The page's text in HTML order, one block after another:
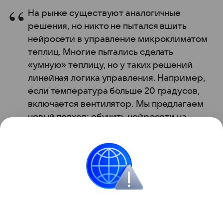
На рынке существуют аналогичные
решения, но никто не пытался вшить
нейросети в управление микроклиматом
теплиц. Многие пытались сделать
«умную» теплицу, но у таких решений
линейная логика управления. Например,
если температура больше 20 градусов,
включается вентилятор. Мы предлагаем
новый подход: обучить нейросети на
позволила тонко подойти к процессу
выращивания культур и снизить нагрузку
Александр Соколов